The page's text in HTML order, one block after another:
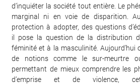
d’inquiéter la société tout entière. Le
marginal ni en voie de disparition.
protection à adopter, des questions
il pose la question de la distribution
féminité et à la masculinité. Aujourd’hui
de notions comme le sur-meurtre
permettant de mieux comprendre les
d’emprise et de violence,